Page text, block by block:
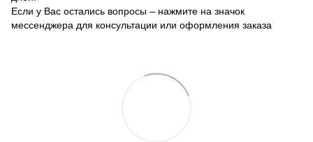
Если у Вас остались вопросы – нажмите на значок
мессенджера для консультации или оформления заказа